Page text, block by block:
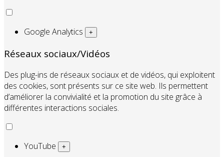
Google Analytics +
Réseaux sociaux/Vidéos
Des plug-ins de réseaux sociaux et de vidéos, qui exploitent
des cookies, sont présents sur ce site web. Ils permettent
d’améliorer la convivialité et la promotion du site grâce à
différentes interactions sociales.
YouTube +